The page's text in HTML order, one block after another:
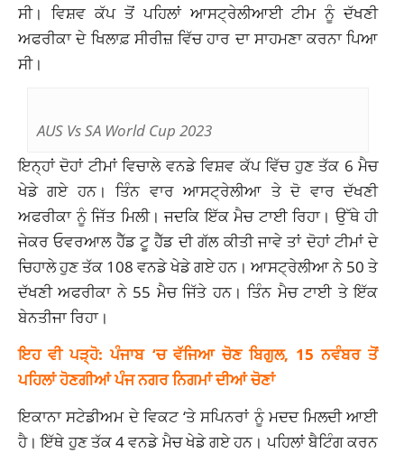
ਸੀ। ਵਿਸ਼ਵ ਕੱਪ ਤੋਂ ਪਹਿਲਾਂ ਆਸਟ੍ਰੇਲੀਆਈ ਟੀਮ ਨੂੰ ਦੱਖਣੀ
ਅਫਰੀਕਾ ਦੇ ਖਿਲਾਫ਼ ਸੀਰੀਜ਼ ਵਿੱਚ ਹਾਰ ਦਾ ਸਾਹਮਣਾ ਕਰਨਾ ਪਿਆ
ਸੀ।
AUS Vs SA World Cup 2023
ਇਨ੍ਹਾਂ ਦੋਹਾਂ ਟੀਮਾਂ ਵਿਚਾਲੇ ਵਨਡੇ ਵਿਸ਼ਵ ਕੱਪ ਵਿੱਚ ਹੁਣ ਤੱਕ 6 ਮੈਚ
ਖੇਡੇ ਗਏ ਹਨ। ਤਿੰਨ ਵਾਰ ਆਸਟ੍ਰੇਲੀਆ ਤੇ ਦੋ ਵਾਰ ਦੱਖਣੀ
ਅਫਰੀਕਾ ਨੂੰ ਜਿੱਤ ਮਿਲੀ। ਜਦਕਿ ਇੱਕ ਮੈਚ ਟਾਈ ਰਿਹਾ। ਉੱਥੇ ਹੀ
ਜੇਕਰ ਓਵਰਆਲ ਹੈੱਡ ਟੂ ਹੈੱਡ ਦੀ ਗੱਲ ਕੀਤੀ ਜਾਵੇ ਤਾਂ ਦੋਹਾਂ ਟੀਮਾਂ ਦੇ
ਚਿਹਾਲੇ ਹੁਣ ਤੱਕ 108 ਵਨਡੇ ਖੇਡੇ ਗਏ ਹਨ। ਆਸਟ੍ਰੇਲੀਆ ਨੇ 50 ਤੇ
ਦੱਖਣੀ ਅਫਰੀਕਾ ਨੇ 55 ਮੈਚ ਜਿੱਤੇ ਹਨ। ਤਿੰਨ ਮੈਚ ਟਾਈ ਤੇ ਇੱਕ
ਬੇਨਤੀਜਾ ਰਿਹਾ।
ਇਹ ਵੀ ਪੜ੍ਹੋ: ਪੰਜਾਬ ‘ਚ ਵੱਜਿਆ ਚੋਣ ਬਿਗੁਲ, 15 ਨਵੰਬਰ ਤੋਂ
ਪਹਿਲਾਂ ਹੋਣਗੀਆਂ ਪੰਜ ਨਗਰ ਨਿਗਮਾਂ ਦੀਆਂ ਚੋਣਾਂ
ਇਕਾਨਾ ਸਟੇਡੀਅਮ ਦੇ ਵਿਕਟ ‘ਤੇ ਸਪਿਨਰਾਂ ਨੂੰ ਮਦਦ ਮਿਲਦੀ ਆਈ
ਹੈ। ਇੱਥੇ ਹੁਣ ਤੱਕ 4 ਵਨਡੇ ਮੈਚ ਖੇਡੇ ਗਏ ਹਨ। ਪਹਿਲਾਂ ਬੈਟਿੰਗ ਕਰਨ